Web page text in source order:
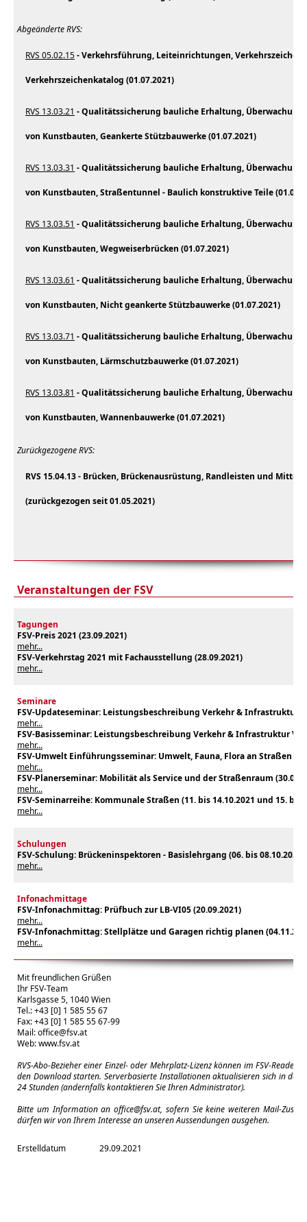
Abgeänderte RVS:
RVS 05.02.15- Verkehrsführung, Leiteinrichtungen,
Verkehrszeichenkatalog (01.07.2021)
RVS 13.03.21 - Qualitätssicherung bauliche Erhaltung,
von Kunstbauten, Geankerte Stützbauwerke (01.07.2021)
RVS 13.03.31 - Qualitätssicherung bauliche Erhaltung,
von Kunstbauten, Straßentunnel - Baulich konstruktive Teile
RVS 13.03.51 - Qualitätssicherung bauliche Erhaltung,
von Kunstbauten, Wegweiserbrücken (01.07.2021)
RVS 13.03.61 - Qualitätssicherung bauliche Erhaltung,
von Kunstbauten, Nicht geankerte Stützbauwerke (01.07.2021)
RVS 13.03.71 - Qualitätssicherung bauliche Erhaltung,
von Kunstbauten, Lärmschutzbauwerke (01.07.2021)
RVS 13.03.81 - Qualitätssicherung bauliche Erhaltung,
von Kunstbauten, Wannenbauwerke (01.07.2021)
Zurückgezogene RVS:
RVS 15.04.13 - Brücken, Brückenausrüstung, Randleisten und
(zurückgezogen seit 01.05.2021)
Veranstaltungen der FSV
Tagungen
FSV-Preis 2021 (23.09.2021)
mehr...
FSV-Verkehrstag 2021 mit Fachausstellung (28.09.2021)
mehr...
Seminare
FSV-Updateseminar: Leistungsbeschreibung Verkehr & Infrastruktur
mehr...
FSV-Basisseminar: Leistungsbeschreibung Verkehr & Infrastruktur
mehr...
FSV-Umwelt Einführungsseminar: Umwelt, Fauna, Flora an Straßen
mehr...
FSV-Planerseminar: Mobilität als Service und der Straßenraum (30.09.
mehr...
FSV-Seminarreihe: Kommunale Straßen (11. bis 14.10.2021 und 15. bis
mehr...
Schulungen
FSV-Schulung: Brückeninspektoren - Basislehrgang (06. bis 08.10.2021
mehr...
Infonachmittage
FSV-Infonachmittag: Prüfbuch zur LB-VI05 (20.09.2021)
mehr...
FSV-Infonachmittag: Stellplätze und Garagen richtig planen
mehr...
Mit freundlichen Grüßen
Ihr FSV-Team
Karlsgasse 5, 1040 Wien
Tel.: +43 [0] 1 585 55 67
Fax: +43 [0] 1 585 55 67-99
Mail:office@fsv.at
Web:www.fsv.at
RVS-Abo-Bezieher einer Einzel- oder Mehrplatz-Lizenz können im FSV-
den Download starten. Serverbasierte Installationen aktualisieren sich in der
24 Stunden (andernfalls kontaktieren Sie Ihren Administrator).
Bitte um Information an office@fsv.at, sofern Sie keine weiteren Mail-
dürfen wir von Ihrem Interesse an unseren Aussendungen ausgehen.
Erstelldatum 29.09.2021